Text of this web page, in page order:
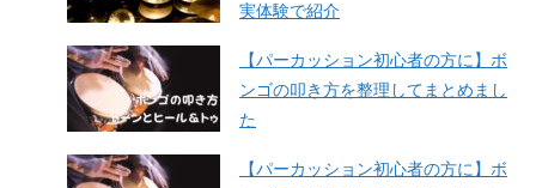
実体験で紹介
【パーカッション初心者の方に】ボ
ンゴの叩き方を整理してまとめまし
た
【パーカッション初心者の方に】ボ